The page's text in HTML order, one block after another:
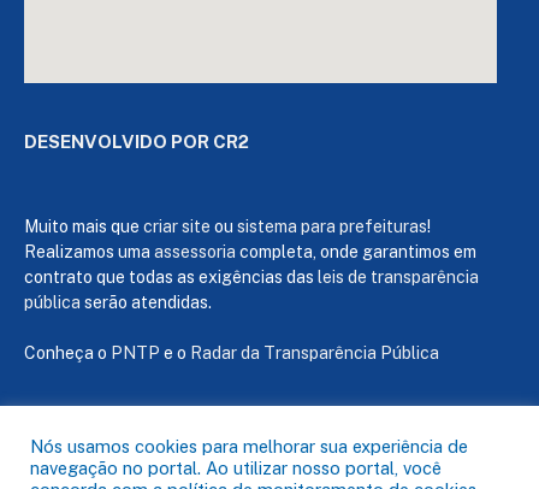
DESENVOLVIDO POR CR2
Muito mais que criar site ou sistema para prefeituras!
Realizamos uma assessoria completa, onde garantimos em
contrato que todas as exigências das leis de transparência
pública serão atendidas.
Conheça o PNTP e o Radar da Transparência Pública
Todos os direitos reservados a Câmara de Capanema
Nós usamos cookies para melhorar sua experiência de
navegação no portal. Ao utilizar nosso portal, você